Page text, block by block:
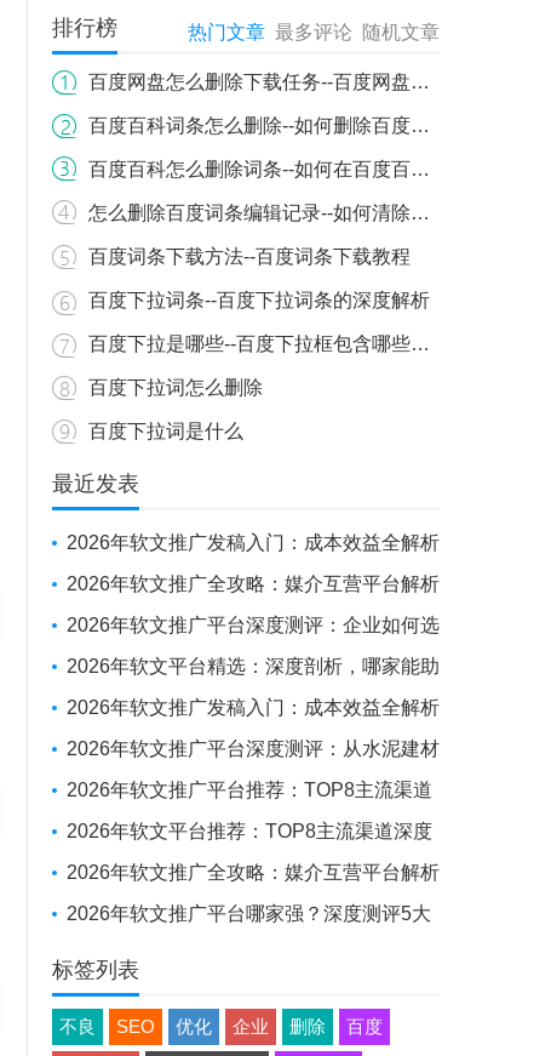
排行榜 热门文章 最多评论 随机文章
百度网盘怎么删除下载任务--百度网盘下载任务如何删除？详细步骤教你轻松操作
百度百科词条怎么删除--如何删除百度百科词条？详细流程与注意事项
百度百科怎么删除词条--如何在百度百科上删除词条
怎么删除百度词条编辑记录--如何清除百度百科词条编辑历史记录
百度词条下载方法--百度词条下载教程
百度下拉词条--百度下拉词条的深度解析
百度下拉是哪些--百度下拉框包含哪些内容？
百度下拉词怎么删除
百度下拉词是什么
最近发表
2026年软文推广发稿入门：成本效益全解析
与新手操作指南
2026年软文推广全攻略：媒介互营平台解析
+避坑实战经验
2026年软文推广平台深度测评：企业如何选
对“伙伴”，实现品牌曝光与SEO优化的双重突
围
2026年软文平台精选：深度剖析，哪家能助
力企业抢占传播制高点？
2026年软文推广发稿入门：成本效益全解析
与新手操作指南
2026年软文推广平台深度测评：从水泥建材
投放到全球化布局，如何选择你的“媒体发稿
供应商”？
2026年软文推广平台推荐：TOP8主流渠道
深度测评
2026年软文平台推荐：TOP8主流渠道深度
测评报告
2026年软文推广全攻略：媒介互营平台解析
+避坑实战经验
2026年软文推广平台哪家强？深度测评5大
平台，助品牌高效出圈
标签列表
不良 SEO 优化 企业 删除 百度